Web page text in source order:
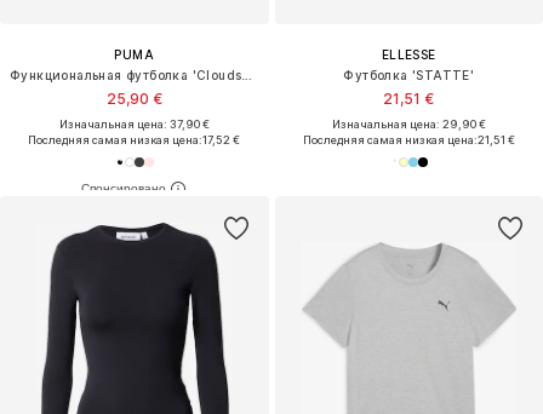
PUMA
25,90 €
Изначальная цена: 37,90 €
Последняя самая низкая цена:17,52 €
ELLESSE
Футболка 'STATTE'
21,51 €
Изначальная цена: 29,90 €
Последняя самая низкая цена:21,51 €